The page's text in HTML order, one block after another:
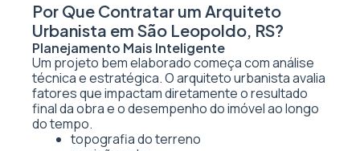
Por Que Contratar um Arquiteto
Urbanista em São Leopoldo, RS?
Planejamento Mais Inteligente
Um projeto bem elaborado começa com análise
técnica e estratégica. O arquiteto urbanista avalia
fatores que impactam diretamente o resultado
final da obra e o desempenho do imóvel ao longo
do tempo.
topografia do terreno